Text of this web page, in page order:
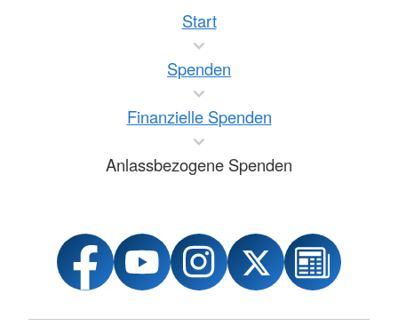
Start
Spenden
Finanzielle Spenden
Anlassbezogene Spenden